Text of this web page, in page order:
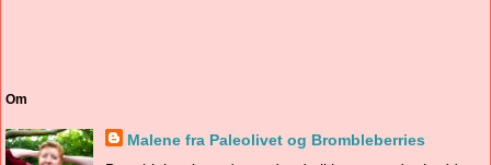
Om
Malene fra Paleolivet og Brombleberries